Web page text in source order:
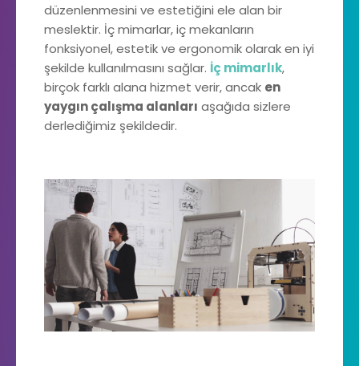
düzenlenmesini ve estetiğini ele alan bir
meslektir. İç mimarlar, iç mekanların
fonksiyonel, estetik ve ergonomik olarak en iyi
şekilde kullanılmasını sağlar. İç mimarlık,
birçok farklı alana hizmet verir, ancak en
yaygın çalışma alanları aşağıda sizlere
derlediğimiz şekildedir.